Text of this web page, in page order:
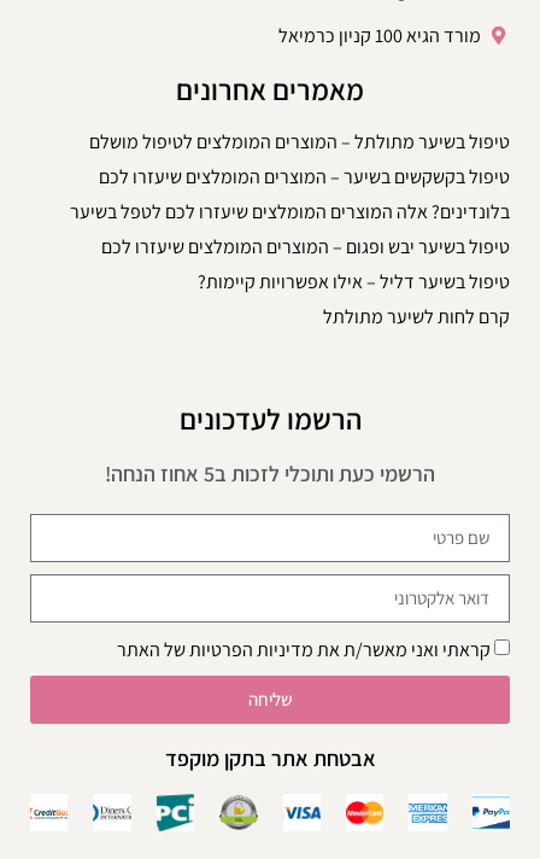
מורד הגיא 100 קניון כרמיאל
מאמרים אחרונים
טיפול בשיער מתולתל – המוצרים המומלצים לטיפול מושלם
טיפול בקשקשים בשיער – המוצרים המומלצים שיעזרו לכם
בלונדינים? אלה המוצרים המומלצים שיעזרו לכם לטפל בשיער
טיפול בשיער יבש ופגום – המוצרים המומלצים שיעזרו לכם
טיפול בשיער דליל – אילו אפשרויות קיימות?
קרם לחות לשיער מתולתל
הרשמו לעדכונים
הרשמי כעת ותוכלי לזכות ב5 אחוז הנחה!
קראתי ואני מאשר/ת אתמדיניות הפרטיותשל האתר
שליחה
אבטחת אתר בתקן מוקפד